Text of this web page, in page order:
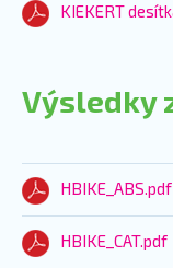
KIEKERT
Výsledky
HBIKE_ABS.pdf
HBIKE_CAT.pdf